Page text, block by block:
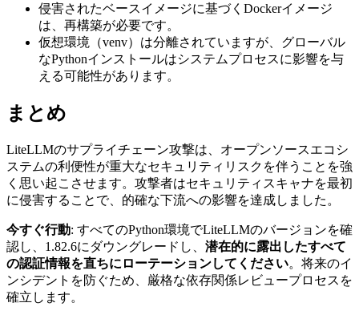
侵害されたベースイメージに基づくDockerイメージ
は、再構築が必要です。
仮想環境（venv）は分離されていますが、グローバル
なPythonインストールはシステムプロセスに影響を与
える可能性があります。
まとめ
LiteLLMのサプライチェーン攻撃は、オープンソースエコシ
ステムの利便性が重大なセキュリティリスクを伴うことを強
く思い起こさせます。攻撃者はセキュリティスキャナを最初
に侵害することで、的確な下流への影響を達成しました。
今すぐ行動: すべてのPython環境でLiteLLMのバージョンを確
認し、1.82.6にダウングレードし、 潜在的に露出したすべて
の認証情報を直ちにローテーションしてください。将来のイ
ンシデントを防ぐため、厳格な依存関係レビュープロセスを
確立します。